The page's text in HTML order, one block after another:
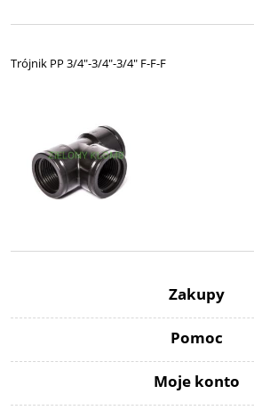
Trójnik PP 3/4"-3/4"-3/4" F-F-F
Zakupy
Pomoc
Moje konto